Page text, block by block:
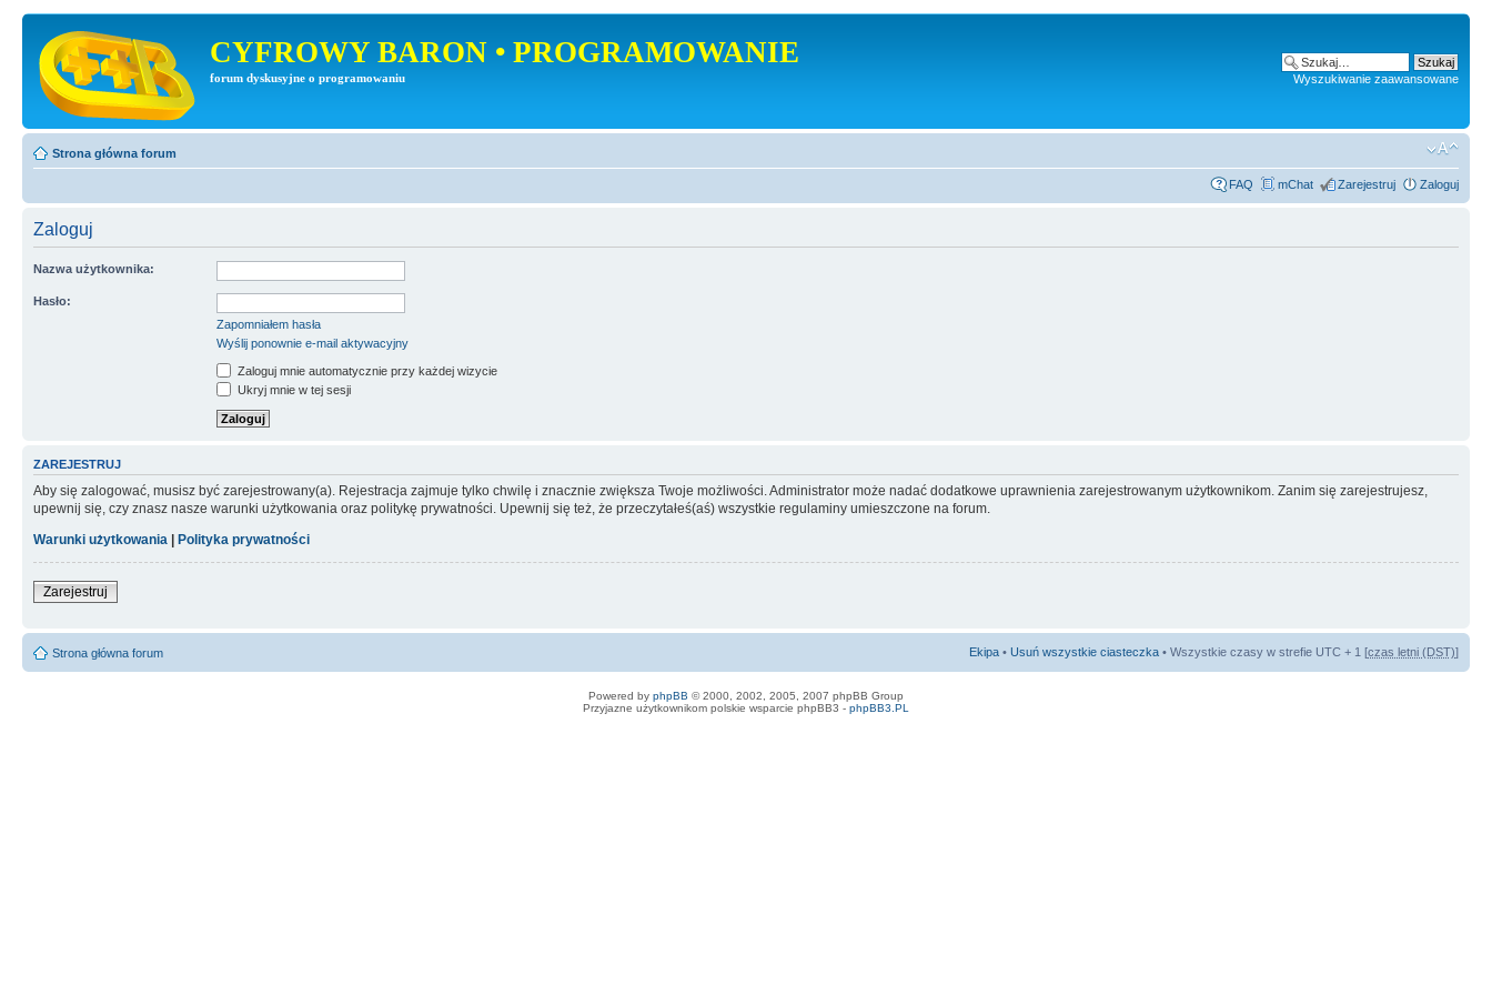
CYFROWY BARON • PROGRAMOWANIE
forum dyskusyjne o programowaniu Wyszukiwanie zaawansowane
Strona główna forum
FAQ mChat Zarejestruj Zaloguj
Zaloguj
Nazwa użytkownika:
Hasło:
Zapomniałem hasła
Wyślij ponownie e-mail aktywacyjny
Zaloguj mnie automatycznie przy każdej wizycie
Ukryj mnie w tej sesji
ZAREJESTRUJ
Aby się zalogować, musisz być zarejestrowany(a). Rejestracja zajmuje tylko chwilę i znacznie zwiększa Twoje możliwości. Administrator może nadać dodatkowe uprawnienia zarejestrowanym użytkownikom. Zanim się zarejestrujesz,
upewnij się, czy znasz nasze warunki użytkowania oraz politykę prywatności. Upewnij się też, że przeczytałeś(aś) wszystkie regulaminy umieszczone na forum.
Warunki użytkowania | Polityka prywatności
Zarejestruj
Strona główna forum Ekipa • Usuń wszystkie ciasteczka • Wszystkie czasy w strefie UTC + 1 [czas letni (DST)]
Powered by phpBB © 2000, 2002, 2005, 2007 phpBB Group
Przyjazne użytkownikom polskie wsparcie phpBB3 - phpBB3.PL